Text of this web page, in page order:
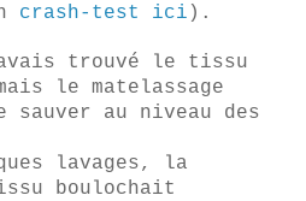
crash-test ici ).
trouvé le tissu
le matelassage
sauver au niveau des
lavages, la
boulochait